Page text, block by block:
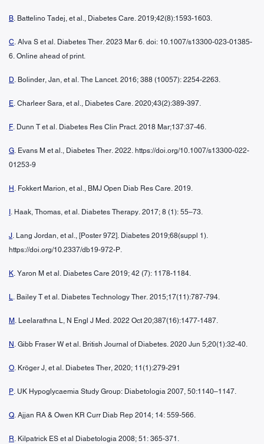
B. Battelino Tadej, et al., Diabetes Care. 2019;42(8):1593-1603.
C. Alva S et al. Diabetes Ther. 2023 Mar 6. doi: 10.1007/s13300-023-01385-
6. Online ahead of print.
D. Bolinder, Jan, et al. The Lancet. 2016; 388 (10057): 2254-2263.
E. Charleer Sara, et al., Diabetes Care. 2020;43(2):389-397.
F. Dunn T et al. Diabetes Res Clin Pract. 2018 Mar;137:37-46.
G. Evans M et al., Diabetes Ther. 2022. https://doi.org/10.1007/s13300-022-
01253-9
H . Fokkert Marion, et al., BMJ Open Diab Res Care. 2019.
. Haak, Thomas, et al. Diabetes Therapy. 2017; 8 (1): 55–73.
J. Lang Jordan, et al., [Poster 972]. Diabetes 2019;68(suppl 1).
https://doi.org/10.2337/db19-972-P.
K. Yaron M et al. Diabetes Care 2019; 42 (7): 1178-1184.
L. Bailey T et al. Diabetes Technology Ther. 2015;17(11):787-794.
M . Leelarathna L, N Engl J Med. 2022 Oct 20;387(16):1477-1487.
N . Gibb Fraser W et al. British Journal of Diabetes. 2020 Jun 5;20(1):32-40.
O. Kröger J, et al. Diabetes Ther, 2020; 11(1):279-291
P. UK Hypoglycaemia Study Group: Diabetologia 2007, 50:1140–1147.
Q. Ajjan RA & Owen KR Curr Diab Rep 2014; 14: 559-566.
R. Kilpatrick ES et al Diabetologia 2008; 51: 365-371.